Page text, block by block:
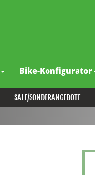
Bike-Konfigurator
SALE/SONDERANGEBOTE